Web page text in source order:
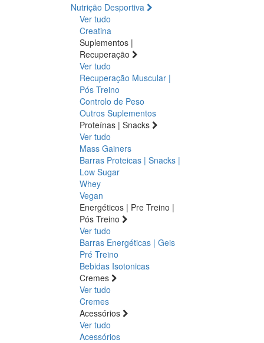
Nutrição Desportiva
Ver tudo
Creatina
Suplementos |
Recuperação
Ver tudo
Recuperação Muscular |
Pós Treino
Controlo de Peso
Outros Suplementos
Proteínas | Snacks
Ver tudo
Mass Gainers
Barras Proteicas | Snacks |
Low Sugar
Whey
Vegan
Energéticos | Pre Treino |
Pós Treino
Ver tudo
Barras Energéticas | Geis
Pré Treino
Bebidas Isotonicas
Cremes
Ver tudo
Cremes
Acessórios
Ver tudo
Acessórios